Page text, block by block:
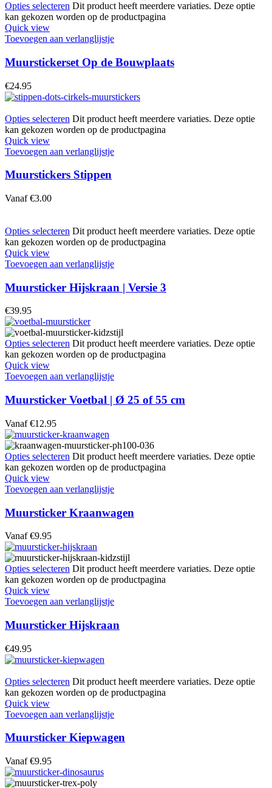
Opties selecteren Dit product heeft meerdere variaties. Deze optie
kan gekozen worden op de productpagina
Quick view
Toevoegen aan verlanglijstje
Muurstickerset Op de Bouwplaats
€24.95
Opties selecteren Dit product heeft meerdere variaties. Deze optie
kan gekozen worden op de productpagina
Quick view
Toevoegen aan verlanglijstje
Muurstickers Stippen
Vanaf €3.00
Opties selecteren Dit product heeft meerdere variaties. Deze optie
kan gekozen worden op de productpagina
Quick view
Toevoegen aan verlanglijstje
Muursticker Hijskraan | Versie 3
€39.95
Opties selecteren Dit product heeft meerdere variaties. Deze optie
kan gekozen worden op de productpagina
Quick view
Toevoegen aan verlanglijstje
Muursticker Voetbal | Ø 25 of 55 cm
Vanaf €12.95
Opties selecteren Dit product heeft meerdere variaties. Deze optie
kan gekozen worden op de productpagina
Quick view
Toevoegen aan verlanglijstje
Muursticker Kraanwagen
Vanaf €9.95
Opties selecteren Dit product heeft meerdere variaties. Deze optie
kan gekozen worden op de productpagina
Quick view
Toevoegen aan verlanglijstje
Muursticker Hijskraan
€49.95
Opties selecteren Dit product heeft meerdere variaties. Deze optie
kan gekozen worden op de productpagina
Quick view
Toevoegen aan verlanglijstje
Muursticker Kiepwagen
Vanaf €9.95